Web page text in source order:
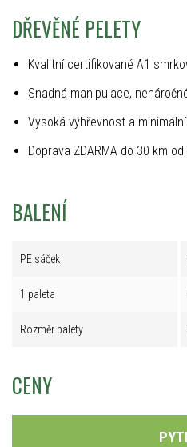
DŘEVĚNÉ PELETY
Kvalitní certifikované A1
Snadná manipulace,
Vysoká výhřevnost a
Doprava ZDARMA do 30 km
BALENÍ
PE sáček
1 paleta
Rozměr palety
CENY